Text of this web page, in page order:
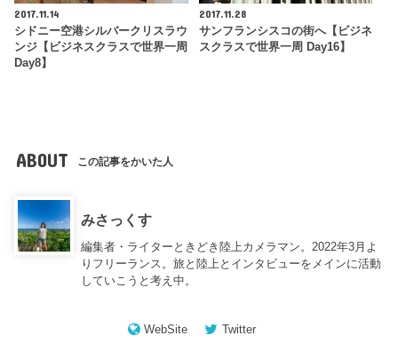
2017.11.14
シドニー空港シルバークリスラウ
ンジ【ビジネスクラスで世界一周
Day8】
2017.11.28
サンフランシスコの街へ【ビジネ
スクラスで世界一周 Day16】
ABOUT この記事をかいた人
みさっくす
編集者・ライターときどき陸上カメラマン。2022年3月よ
りフリーランス。旅と陸上とインタビューをメインに活動
していこうと考え中。
WebSite Twitter